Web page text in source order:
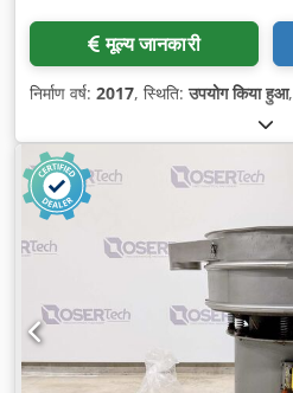
मूल्य जानकारी
निर्माण वर्ष: 2017, स्थिति:उपयोग किया हुआ,